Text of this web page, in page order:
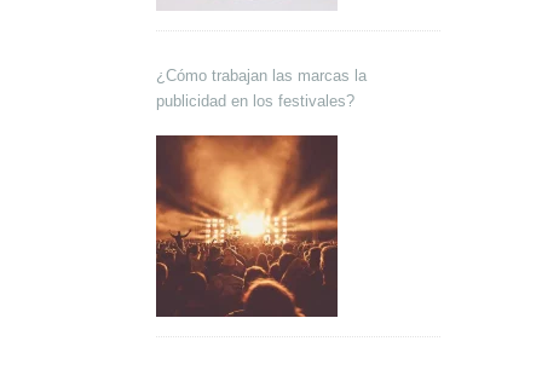
¿Cómo trabajan las marcas la
publicidad en los festivales?